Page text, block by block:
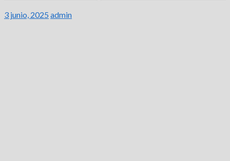
3 junio, 2025 admin